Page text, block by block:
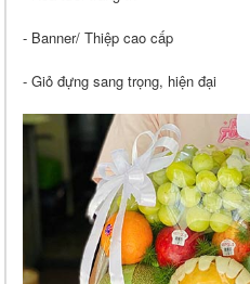
- Banner/ Thiệp cao cấp
- Giỏ đựng sang trọng, hiện đại